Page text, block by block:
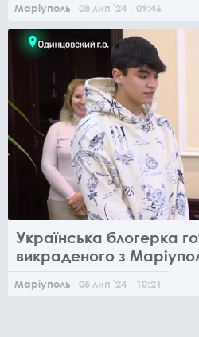
Маріуполь 08 лип '24 , 09:46
Українська блогерка
викраденого з
Маріуполь 05 лип '24 , 10:21